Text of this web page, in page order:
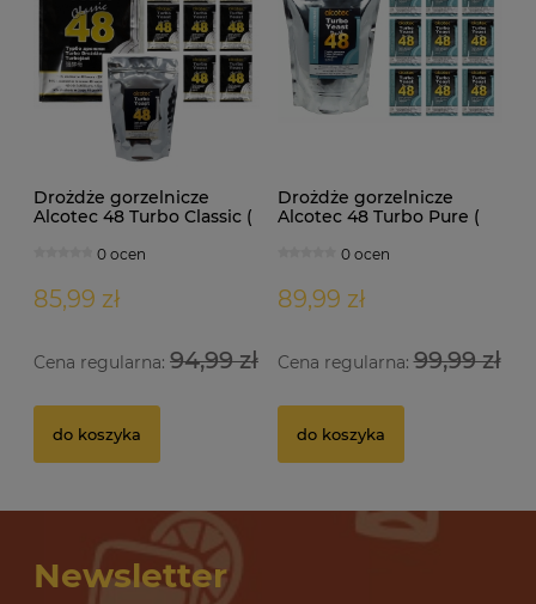
Drożdże gorzelnicze
Alcotec 48 Turbo Classic (
0 ocen
85,99 zł
Cena regularna: 94,99 zł
do koszyka
Drożdże gorzelnicze
Alcotec 48 Turbo Pure (
0 ocen
89,99 zł
Cena regularna:99,99 zł
do koszyka
12,69 zł
do koszyka
Newsletter